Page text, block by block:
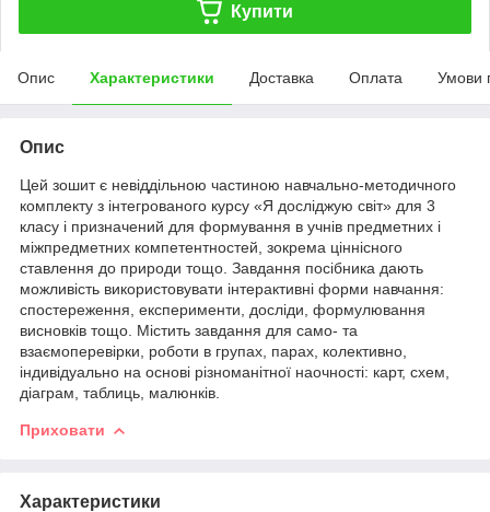
Купити
Опис Характеристики Доставка Оплата Умови
Опис
Цей зошит є невіддільною частиною навчально-методичного
комплекту з інтегрованого курсу «Я досліджую світ» для 3
класу і призначений для формування в учнів предметних і
міжпредметних компетентностей, зокрема ціннісного
ставлення до природи тощо. Завдання посібника дають
можливість використовувати інтерактивні форми навчання:
спостереження, експерименти, досліди, формулювання
висновків тощо. Містить завдання для само- та
взаємоперевірки, роботи в групах, парах, колективно,
індивідуально на основі різноманітної наочності: карт, схем,
діаграм, таблиць, малюнків.
Приховати
Характеристики